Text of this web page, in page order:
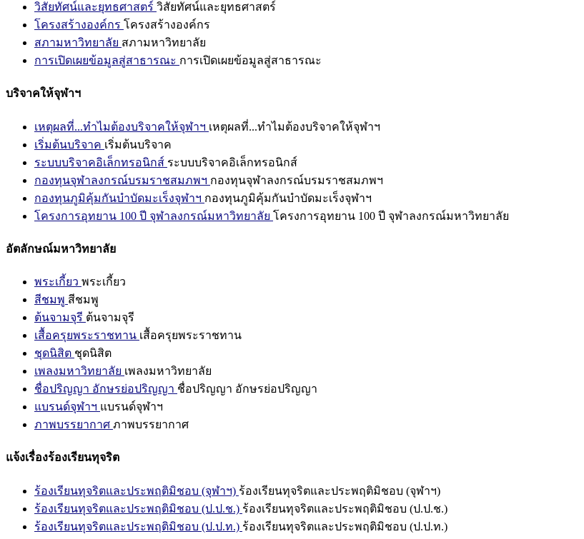
วิสัยทัศน์และยุทธศาสตร์ วิสัยทัศน์และยุทธศาสตร์
โครงสร้างองค์กร โครงสร้างองค์กร
สภามหาวิทยาลัย สภามหาวิทยาลัย
การเปิดเผยข้อมูลสู่สาธารณะ การเปิดเผยข้อมูลสู่สาธารณะ
บริจาคให้จุฬาฯ
เหตุผลที่...ทำไมต้องบริจาคให้จุฬาฯ เหตุผลที่...ทำไมต้องบริจาคให้จุฬาฯ
เริ่มต้นบริจาค เริ่มต้นบริจาค
ระบบบริจาคอิเล็กทรอนิกส์ ระบบบริจาคอิเล็กทรอนิกส์
กองทุนจุฬาลงกรณ์บรมราชสมภพฯ กองทุนจุฬาลงกรณ์บรมราชสมภพฯ
กองทุนภูมิคุ้มกันบำบัดมะเร็งจุฬาฯ กองทุนภูมิคุ้มกันบำบัดมะเร็งจุฬาฯ
โครงการอุทยาน 100 ปี จุฬาลงกรณ์มหาวิทยาลัย โครงการอุทยาน 100 ปี จุฬาลงกรณ์มหาวิทยาลัย
อัตลักษณ์มหาวิทยาลัย
พระเกี้ยว พระเกี้ยว
สีชมพู สีชมพู
ต้นจามจุรี ต้นจามจุรี
เสื้อครุยพระราชทาน เสื้อครุยพระราชทาน
ชุดนิสิต ชุดนิสิต
เพลงมหาวิทยาลัย เพลงมหาวิทยาลัย
ชื่อปริญญา อักษรย่อปริญญา ชื่อปริญญา อักษรย่อปริญญา
แบรนด์จุฬาฯ แบรนด์จุฬาฯ
ภาพบรรยากาศ ภาพบรรยากาศ
แจ้งเรื่องร้องเรียนทุจริต
ร้องเรียนทุจริตและประพฤติมิชอบ (จุฬาฯ) ร้องเรียนทุจริตและประพฤติมิชอบ (จุฬาฯ)
ร้องเรียนทุจริตและประพฤติมิชอบ (ป.ป.ช.) ร้องเรียนทุจริตและประพฤติมิชอบ (ป.ป.ช.)
ร้องเรียนทุจริตและประพฤติมิชอบ (ป.ป.ท.) ร้องเรียนทุจริตและประพฤติมิชอบ (ป.ป.ท.)